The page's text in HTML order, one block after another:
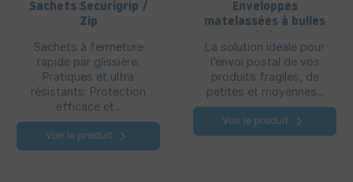
Sachets Securigrip /
Zip
Sachets à fermeture
rapide par glissière.
Pratiques et ultra
résistants. Protection
efficace et...
Voir le produit
Enveloppes
matelassées à bulles
La solution idéale pour
l’envoi postal de vos
produits fragiles, de
petites et moyennes...
Voir le produit